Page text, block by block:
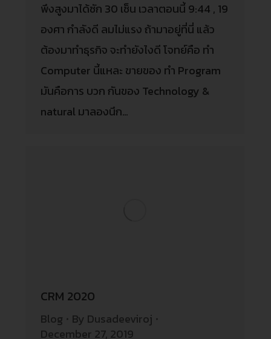
พึงสูงมาได้ซัก 30 เซ็น เวลาตอนนี้ 9:44 , 19
องศา กำลังดี ลมไม่แรง ถ้ามาอยู่ที่นี่ แล้ว
ต้องมาทำธุรกิจ จะทำยังไงดี โจทย์คือ ทำ
Computer นี้แหละ ขายของ ทำ Program
มันคือการ บวก กันของ Technology &
natural มาลองนึก…
CRM 2020
Blog By Dusadeeviroj
December 27, 2019